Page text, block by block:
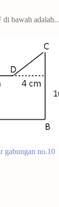
bawah
gabungan no.10